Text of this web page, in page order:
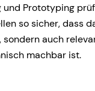
Prototyping
so sicher, dass
auch
machbar ist.